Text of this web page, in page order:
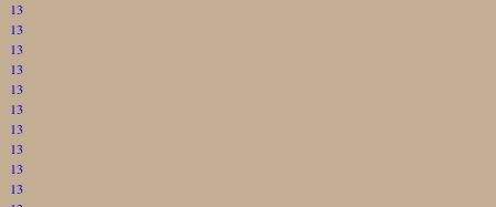
13
13
13
13
13
13
13
13
13
13